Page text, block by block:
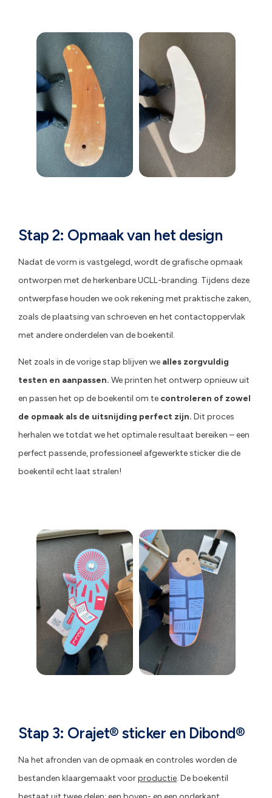
Stap 2: Opmaak van het design
Nadat de vorm is vastgelegd, wordt de grafische opmaak
ontworpen met de herkenbare UCLL-branding. Tijdens deze
ontwerpfase houden we ook rekening met praktische zaken,
zoals de plaatsing van schroeven en het contactoppervlak
met andere onderdelen van de boekentil.
Net zoals in de vorige stap blijven we alles zorgvuldig
testen en aanpassen. We printen het ontwerp opnieuw uit
en passen het op de boekentil om te controleren of zowel
de opmaak als de uitsnijding perfect zijn. Dit proces
herhalen we totdat we het optimale resultaat bereiken – een
perfect passende, professioneel afgewerkte sticker die de
boekentil echt laat stralen!
Stap 3: Orajet® sticker en Dibond®
Na het afronden van de opmaak en controles worden de
bestanden klaargemaakt voorproductie. De boekentil